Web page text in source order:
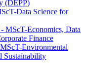
(DEPP)
Data Science for
MScT-Economics, Data
Finance
Environmental
Sustainability